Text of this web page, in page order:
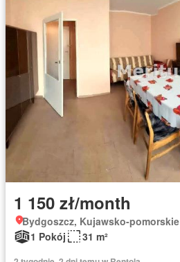
1 150 zł/month
Bydgoszcz, Kujawsko-pomorskie
1 Pokój
31 m²